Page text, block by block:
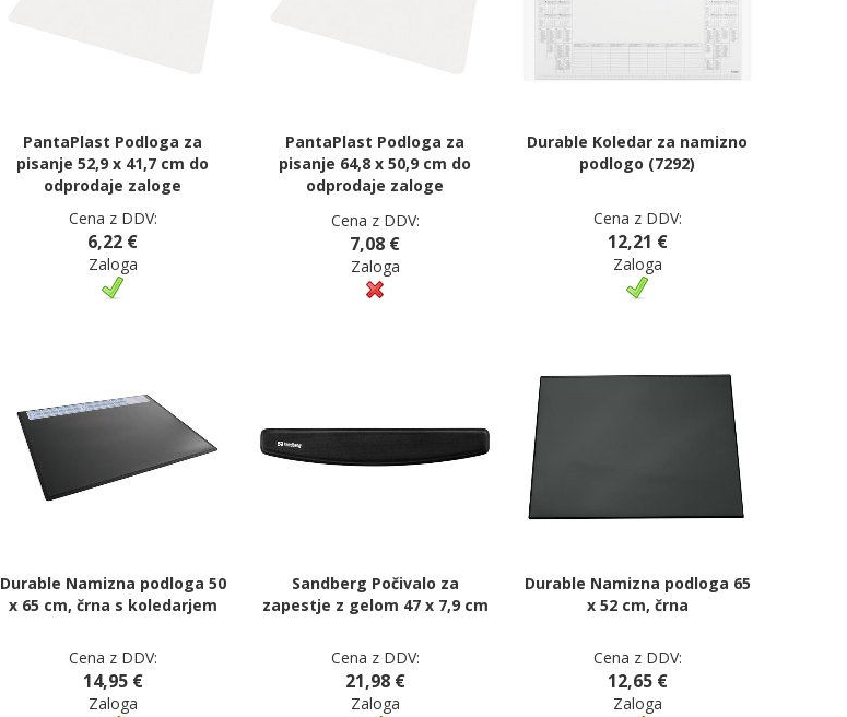
PantaPlast Podloga za
pisanje 52,9 x 41,7 cm do
odprodaje zaloge
Cena z DDV:
6,22 €
Zaloga
PantaPlast Podloga za
pisanje 64,8 x 50,9 cm do
odprodaje zaloge
Cena z DDV:
7,08 €
Zaloga
Durable Koledar za namizno
podlogo (7292)
Cena z DDV:
12,21 €
Zaloga
Durable Namizna podloga 50
x 65 cm, črna s koledarjem
Cena z DDV:
14,95 €
Zaloga
Sandberg Počivalo za
zapestje z gelom 47 x 7,9 cm
Cena z DDV:
21,98 €
Zaloga
Durable Namizna podloga 65
x 52 cm, črna
Cena z DDV:
12,65 €
Zaloga